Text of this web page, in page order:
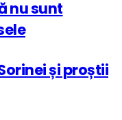
nu sunt
și proștii